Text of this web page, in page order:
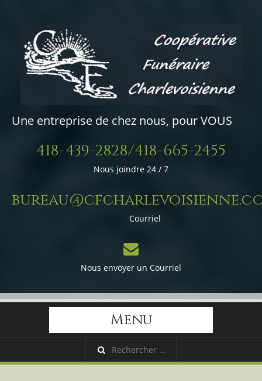
Une entreprise de chez nous, pour VOUS
418-439-2828/418-665-2455
Nous joindre 24 / 7
Courriel
Nous envoyer un Courriel
Menu